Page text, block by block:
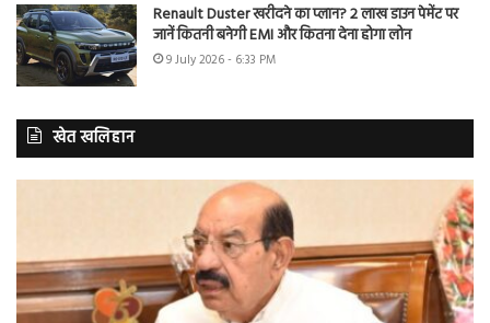
Renault Duster खरीदने का प्लान? 2 लाख डाउन पेमेंट पर
जानें कितनी बनेगी EMI और कितना देना होगा लोन
9 July 2026 - 6:33 PM
खेत खलिहान